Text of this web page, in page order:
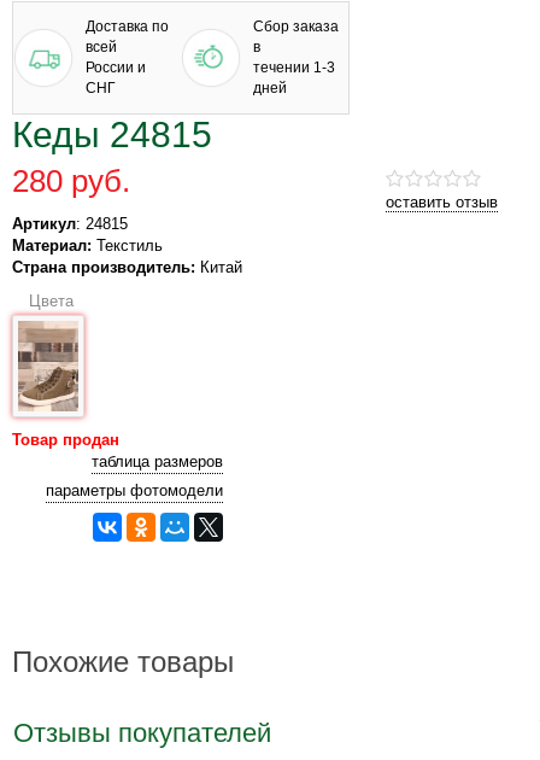
Доставка по
всей
России и
СНГ
Сбор заказа
в
течении 1-3
дней
Кеды 24815
оставить отзыв
280 руб.
Артикул: 24815
Материал: Текстиль
Страна производитель: Китай
Цвета
Товар продан
таблица размеров
параметры фотомодели
Похожие товары
Отзывы покупателей